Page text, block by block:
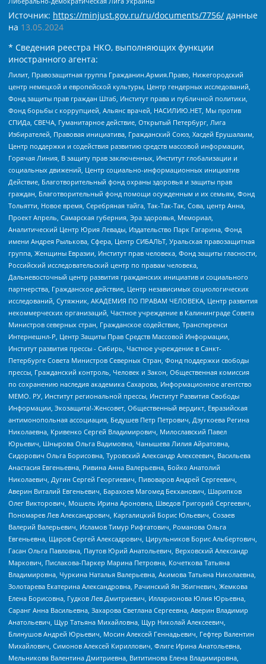
Источник: https://minjust.gov.ru/ru/documents/7756/ данные
на 13.05.2024
* Сведения реестра НКО, выполняющих функции
иностранного агента:
Лилит, Правозащитная группа Гражданин.Армия.Право, Нижегородский
центр немецкой и европейской культуры, Центр гендерных исследований,
Фонд защиты прав граждан Штаб, Институт права и публичной политики,
Фонд борьбы с коррупцией, Альянс врачей, НАСИЛИЮ.НЕТ, Мы против
СПИДа, СВЕЧА, Гуманитарное действие, Открытый Петербург, Лига
Избирателей, Правовая инициатива, Гражданский Союз, Хасдей Ерушалаим,
Центр поддержки и содействия развитию средств массовой информации,
Горячая Линия, В защиту прав заключенных, Институт глобализации и
социальных движений, Центр социально-информационных инициатив
Действие, Благотворительный фонд охраны здоровья и защиты прав
граждан, Благотворительный фонд помощи осужденным и их семьям, Фонд
Тольятти, Новое время, Серебряная тайга, Так-Так-Так, Сова, центр Анна,
Проект Апрель, Самарская губерния, Эра здоровья, Мемориал,
Аналитический Центр Юрия Левады, Издательство Парк Гагарина, Фонд
имени Андрея Рылькова, Сфера, Центр СИБАЛЬТ, Уральская правозащитная
группа, Женщины Евразии, Институт прав человека, Фонд защиты гласности,
Российский исследовательский центр по правам человека,
Дальневосточный центр развития гражданских инициатив и социального
партнерства, Гражданское действие, Центр независимых социологических
исследований, Сутяжник, АКАДЕМИЯ ПО ПРАВАМ ЧЕЛОВЕКА, Центр развития
некоммерческих организаций, Частное учреждение в Калининграде Совета
Министров северных стран, Гражданское содействие, Трансперенси
Интернешнл-Р, Центр Защиты Прав Средств Массовой Информации,
Институт развития прессы - Сибирь, Частное учреждение в Санкт-
Петербурге Совета Министров Северных Стран, Фонд поддержки свободы
прессы, Гражданский контроль, Человек и Закон, Общественная комиссия
по сохранению наследия академика Сахарова, Информационное агентство
МЕМО. РУ, Институт региональной прессы, Институт Развития Свободы
Информации, Экозащита!-Женсовет, Общественный вердикт, Евразийская
антимонопольная ассоциация, Бедушев Петр Петрович, Дзугкоева Регина
Николаевна, Кривенко Сергей Владимирович, Милославский Павел
Юрьевич, Шнырова Ольга Вадимовна, Чанышева Лилия Айратовна,
Сидорович Ольга Борисовна, Туровский Александр Алексеевич, Васильева
Анастасия Евгеньевна, Ривина Анна Валерьевна, Бойко Анатолий
Николаевич, Дугин Сергей Георгиевич, Пивоваров Андрей Сергеевич,
Аверин Виталий Евгеньевич, Барахоев Магомед Бекханович, Шарипков
Олег Викторович, Мошель Ирина Ароновна, Шведов Григорий Сергеевич,
Пономарев Лев Александрович, Каргалицкий Борис Юльевич, Созаев
Валерий Валерьевич, Исламов Тимур Рифгатович, Романова Ольга
Евгеньевна, Щаров Сергей Алексадрович, Цирульников Борис Альбертович,
Гасан Ольга Павловна, Паутов Юрий Анатольевич, Верховский Александр
Маркович, Пислакова-Паркер Марина Петровна, Кочеткова Татьяна
Владимировна, Чуркина Наталья Валерьевна, Акимова Татьяна Николаевна,
Золотарева Екатерина Александровна, Рачинский Ян Збигневич, Жемкова
Елена Борисовна, Гудков Лев Дмитриевич, Илларионова Юлия Юрьевна,
Саранг Анна Васильевна, Захарова Светлана Сергеевна, Аверин Владимир
Анатольевич, Щур Татьяна Михайловна, Щур Николай Алексеевич,
Блинушов Андрей Юрьевич, Мосин Алексей Геннадьевич, Гефтер Валентин
Михайлович, Симонов Алексей Кириллович, Флиге Ирина Анатольевна,
Мельникова Валентина Дмитриевна, Вититинова Елена Владимировна,